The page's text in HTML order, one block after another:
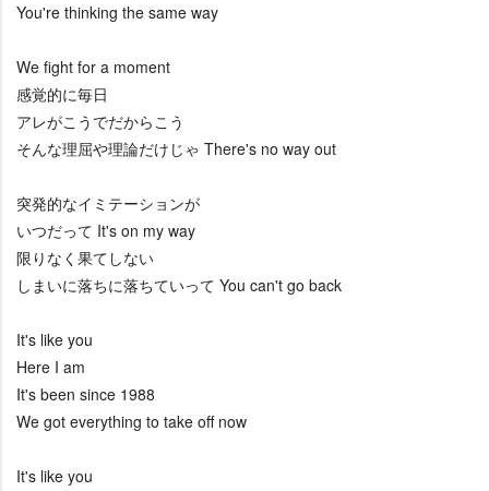
You're thinking the same way
We fight for a moment
感覚的に毎日
アレがこうでだからこう
そんな理屈や理論だけじゃ There's no way out
突発的なイミテーションが
いつだって It's on my way
限りなく果てしない
しまいに落ちに落ちていって You can't go back
It's like you
Here I am
It's been since 1988
We got everything to take off now
It's like you